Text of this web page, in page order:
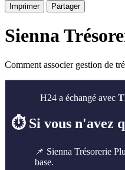
Imprimer Partager
Sienna
Comment associer gestion de
H24 a échangé avec
⏱️ Si vous n'avez
📌 Sienna Trésorerie
base.